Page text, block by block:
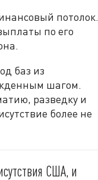
потолок.
по его
баз из
шагом.
разведку и
более не
США, и